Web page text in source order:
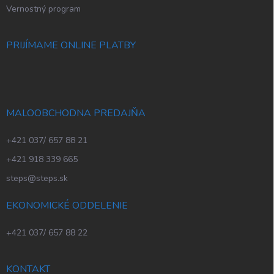
Vernostný program
PRIJÍMAME ONLINE PLATBY
MALOOBCHODNA PREDAJŇA
+421 037/ 657 88 21
+421 918 339 665
steps@steps.sk
EKONOMICKÉ ODDELENIE
+421 037/ 657 88 22
KONTAKT